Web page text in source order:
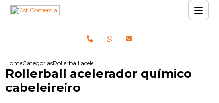
HomeCategoriasRollerball acelerador químico cabeleireiro
Rollerball acelerador químico
cabeleireiro